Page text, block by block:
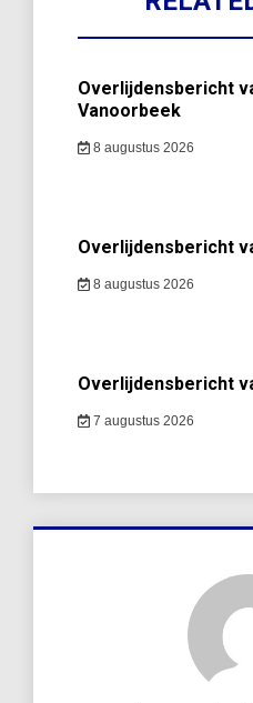
Overlijdensbericht
Vanoorbeek
8 augustus 2026
Overlijdensbericht
8 augustus 2026
Overlijdensbericht
7 augustus 2026